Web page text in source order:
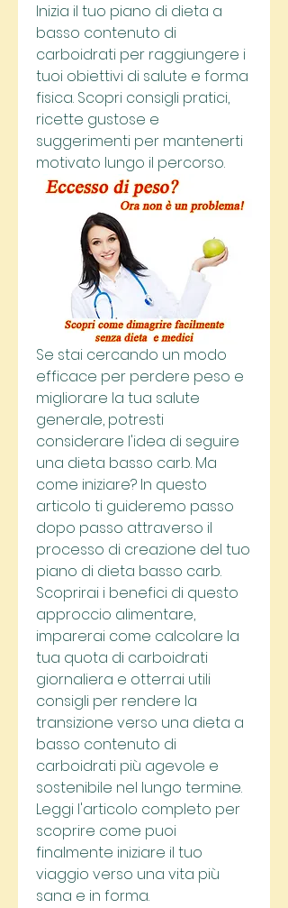
Inizia il tuo piano di dieta a
basso contenuto di
carboidrati per raggiungere i
tuoi obiettivi di salute e forma
fisica. Scopri consigli pratici,
ricette gustose e
suggerimenti per mantenerti
motivato lungo il percorso.
Se stai cercando un modo
efficace per perdere peso e
migliorare la tua salute
generale, potresti
considerare l'idea di seguire
una dieta basso carb. Ma
come iniziare? In questo
articolo ti guideremo passo
dopo passo attraverso il
processo di creazione del tuo
piano di dieta basso carb.
Scoprirai i benefici di questo
approccio alimentare,
imparerai come calcolare la
tua quota di carboidrati
giornaliera e otterrai utili
consigli per rendere la
transizione verso una dieta a
basso contenuto di
carboidrati più agevole e
sostenibile nel lungo termine.
Leggi l'articolo completo per
scoprire come puoi
finalmente iniziare il tuo
viaggio verso una vita più
sana e in forma.